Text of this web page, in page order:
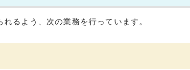
るよう、次の業務を行っています。